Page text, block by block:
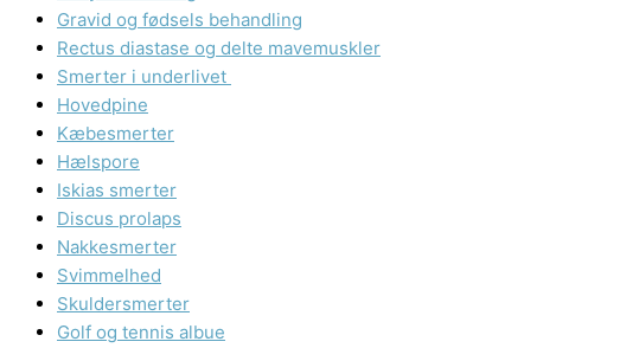
Gravid og fødsels behandling
Rectus diastase og delte mavemuskler
Smerter i underlivet ​
Hovedpine
Kæbesmerter
Hælspore
Iskias smerter
Discus prolaps
Nakkesmerter
Svimmelhed
Skuldersmerter
Golf og tennis albue